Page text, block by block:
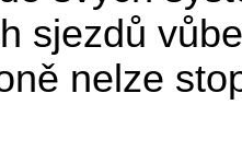
sjezdů
nelze